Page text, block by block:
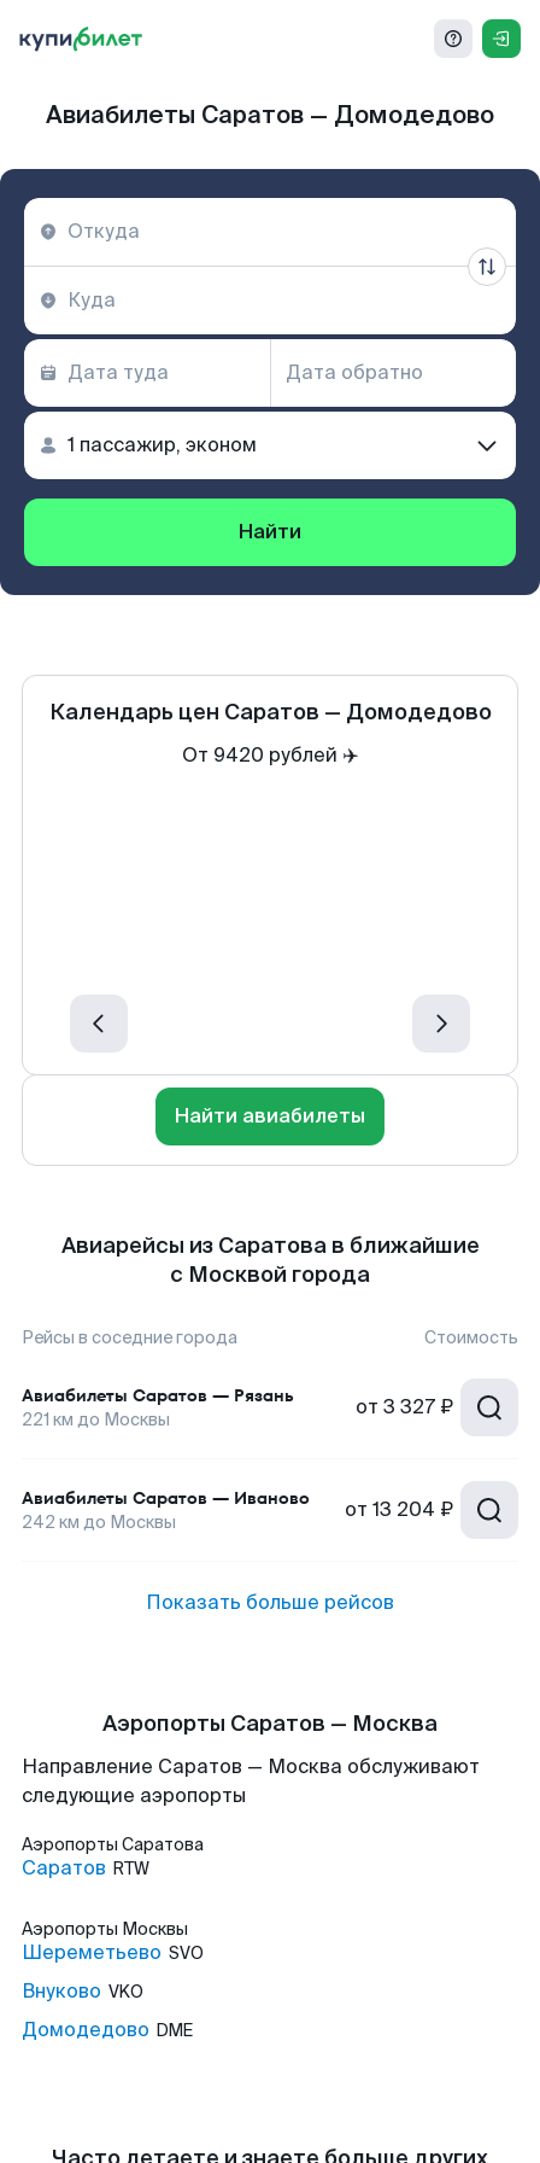
Авиабилеты Саратов — Домодедово
Найти
Календарь цен Саратов — Домодедово
От 9420 рублей ✈️
Найти авиабилеты
Авиарейсы из Саратова в ближайшие
с Москвой города
Рейсы в соседние города Стоимость
Авиабилеты Саратов — Рязань
221 км до Москвы от 3 327 ₽
Авиабилеты Саратов — Иваново
242 км до Москвы от 13 204 ₽
Показать больше рейсов
Аэропорты Саратов — Москва
Направление Саратов — Москва обслуживают
следующие аэропорты
Аэропорты Саратова
Саратов RTW
Аэропорты Москвы
Шереметьево SVO
Внуково VKO
Домодедово DME